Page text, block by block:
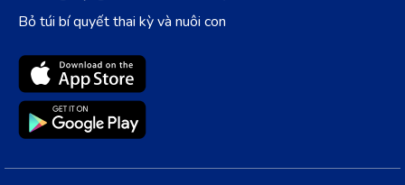
Bỏ túi bí quyết thai kỳ và nuôi con